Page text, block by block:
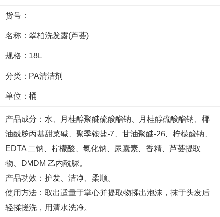
货号：
名称：翠柏洗发露(芦荟)
规格：18L
分类： PA清洁剂
单位：桶
产品成分：水、月桂醇聚醚硫酸酯钠、月桂醇硫酸酯钠、椰
油酰胺丙基甜菜碱、聚季铵盐-7、甘油聚醚-26、柠檬酸钠、
EDTA 二钠、柠檬酸、氯化钠、尿囊素、香精、芦荟提取
物、DMDM 乙内酰脲。
产品功效：护发、洁净、柔顺。
使用方法：取出适量于掌心并提取物揉出泡沫，抹于头发后
轻揉搓洗，用清水洗净。